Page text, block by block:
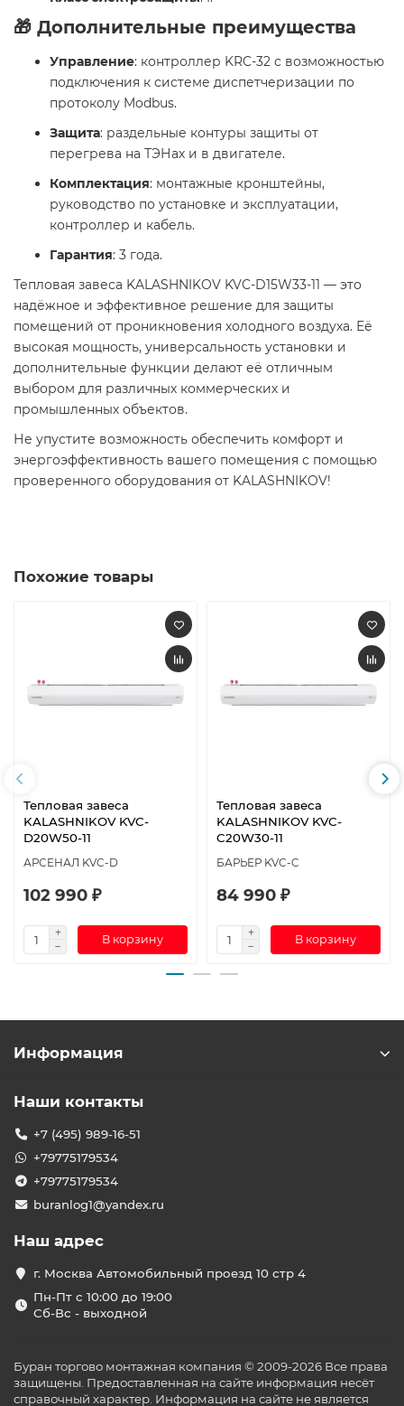
🎁 Дополнительные преимущества
Управление: контроллер KRC-32 с возможностью
подключения к системе диспетчеризации по
протоколу Modbus.
Защита: раздельные контуры защиты от
перегрева на ТЭНах и в двигателе.
Комплектация: монтажные кронштейны,
руководство по установке и эксплуатации,
контроллер и кабель.
Гарантия: 3 года.
Тепловая завеса KALASHNIKOV KVC-D15W33-11 — это
надёжное и эффективное решение для защиты
помещений от проникновения холодного воздуха. Её
высокая мощность, универсальность установки и
дополнительные функции делают её отличным
выбором для различных коммерческих и
промышленных объектов.
Не упустите возможность обеспечить комфорт и
энергоэффективность вашего помещения с помощью
проверенного оборудования от KALASHNIKOV!
Похожие товары
Тепловая завеса
KALASHNIKOV KVC-
D20W50-11
АРСЕНАЛ KVC-D
102 990 ₽
В корзину
Тепловая завеса
KALASHNIKOV KVС-
C20W30-11
БАРЬЕР KVC-C
84 990 ₽
В корзину
Информация
Наши контакты
+7 (495) 989-16-51
+79775179534
+79775179534
buranlog1@yandex.ru
Наш адрес
г. Москва Автомобильный проезд 10 стр 4
Пн-Пт с 10:00 до 19:00
Сб-Вс - выходной
Буран торгово монтажная компания © 2009-2026 Все права
защищены. Предоставленная на сайте информация несёт
справочный характер. Информация на сайте не является